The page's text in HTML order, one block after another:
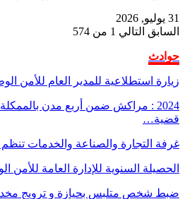
31 يوليو, 2026
السابق التالي 1 من 574
حوادث
زيارة استطلاعية للمدير العام للأمن
قضية…
غرفة التجارة والصناعة والخدمات
الحصيلة السنوية للإدارة العامة للأمن
ضبط شخص متلبس بحيازة و ترويج